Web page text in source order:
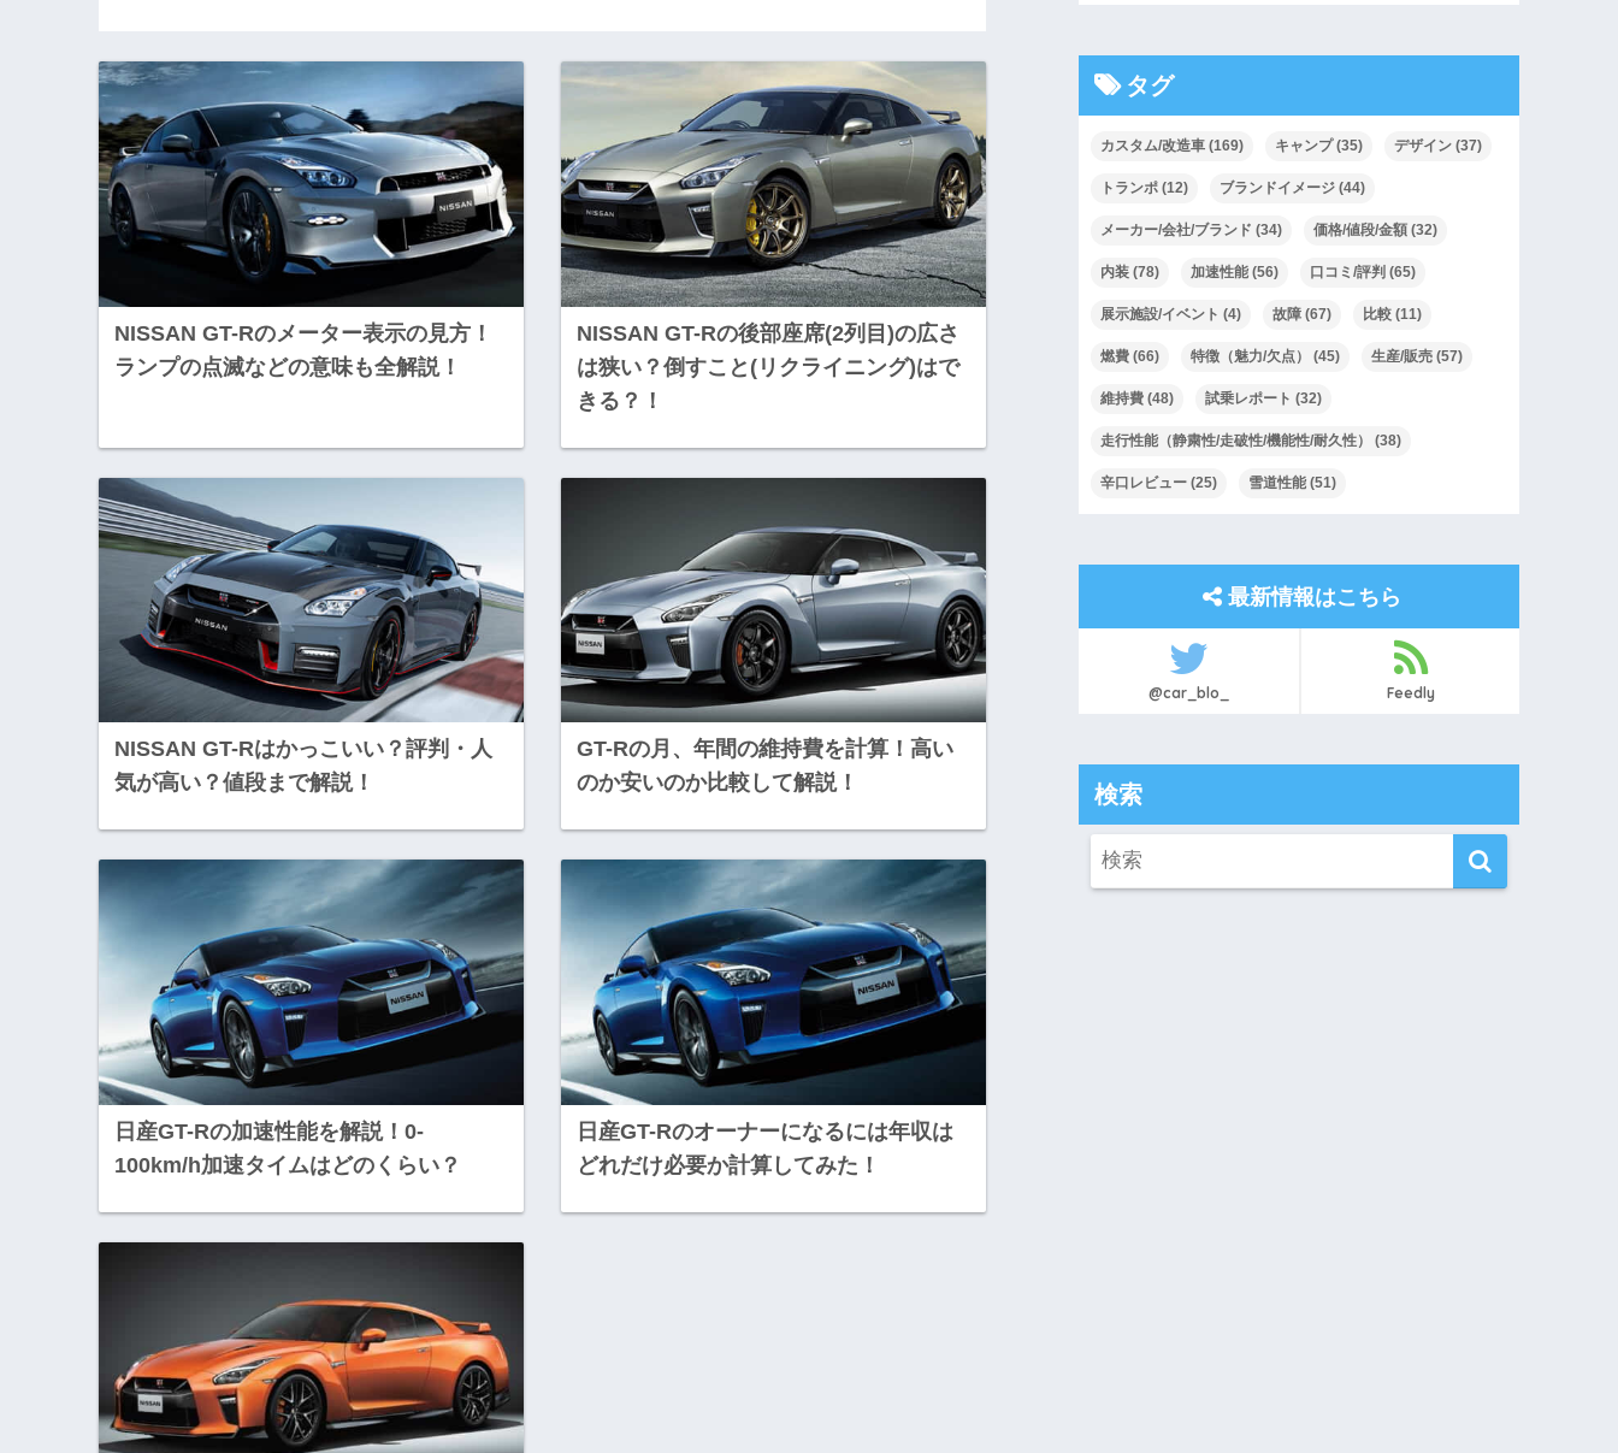
NISSAN GT-Rのメーター表示の見方！
ランプの点滅などの意味も全解説！
NISSAN GT-Rの後部座席(2列目)の広さ
は狭い？倒すこと(リクライニング)はで
きる？！
NISSAN GT-Rはかっこいい？評判・人
気が高い？値段まで解説！
GT-Rの月、年間の維持費を計算！高い
のか安いのか比較して解説！
日産GT-Rの加速性能を解説！0-
100km/h加速タイムはどのくらい？
日産GT-Rのオーナーになるには年収は
どれだけ必要か計算してみた！
タグ
カスタム/改造車 (169) キャンプ(35) デザイン (37)
トランポ (12) ブランドイメージ (44)
メーカー/会社/ブランド (34) 価格/値段/金額 (32)
内装 (78) 加速性能 (56) 口コミ/評判 (65)
展示施設/イベント (4) 故障 (67) 比較 (11)
燃費 (66) 特徴（魅力/欠点） (45) 生産/販売 (57)
維持費 (48) 試乗レポート (32)
走行性能（静粛性/走破性/機能性/耐久性） (38)
辛口レビュー (25) 雪道性能 (51)
最新情報はこちら
@car_blo_ Feedly
検索